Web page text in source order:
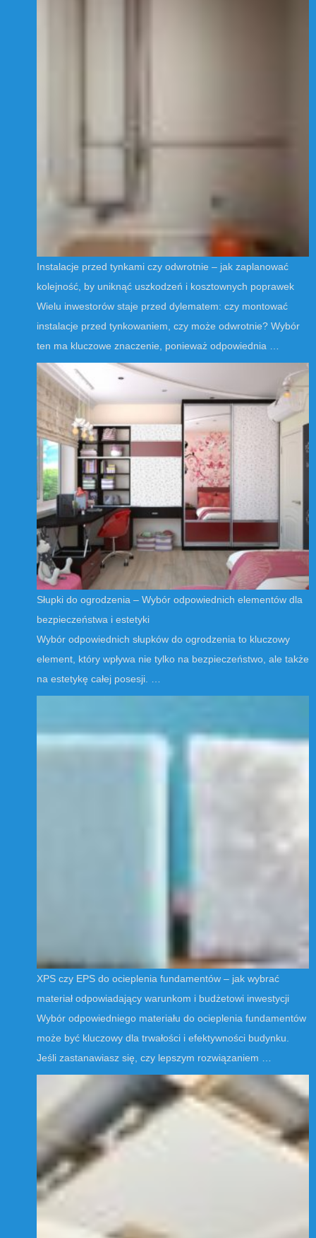
Instalacje przed tynkami czy odwrotnie – jak zaplanować
kolejność, by uniknąć uszkodzeń i kosztownych poprawek
Wielu inwestorów staje przed dylematem: czy montować
instalacje przed tynkowaniem, czy może odwrotnie? Wybór
ten ma kluczowe znaczenie, ponieważ odpowiednia …
Słupki do ogrodzenia – Wybór odpowiednich elementów dla
bezpieczeństwa i estetyki
Wybór odpowiednich słupków do ogrodzenia to kluczowy
element, który wpływa nie tylko na bezpieczeństwo, ale także
na estetykę całej posesji. …
XPS czy EPS do ocieplenia fundamentów – jak wybrać
materiał odpowiadający warunkom i budżetowi inwestycji
Wybór odpowiedniego materiału do ocieplenia fundamentów
może być kluczowy dla trwałości i efektywności budynku.
Jeśli zastanawiasz się, czy lepszym rozwiązaniem …